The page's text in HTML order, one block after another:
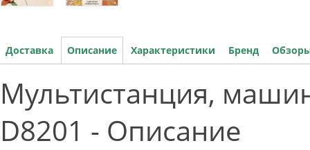
Доставка Описание Характеристики Бренд
Мультистанция,
D8201 - Описание